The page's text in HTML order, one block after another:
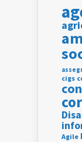
cigs
Agile